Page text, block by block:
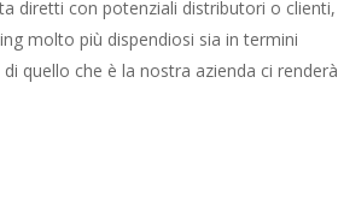
diretti con potenziali distributori o clienti,
molto più dispendiosi sia in termini
quello che è la nostra azienda ci renderà